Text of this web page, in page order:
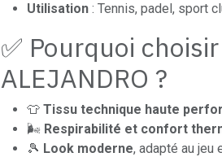
Utilisation : Tennis, padel, sport
✅ Pourquoi
ALEJANDRO ?
👕 Tissu technique haute
🌬️ Respirabilité et confort
🎾 Look moderne, adapté au jeu